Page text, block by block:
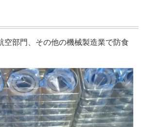
空部門、その他の機械製造業で防食